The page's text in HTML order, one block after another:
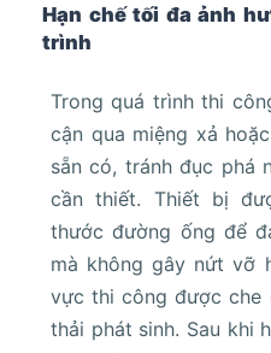
Hạn chế tối đa ảnh
trình
Trong quá trình thi
cận qua miệng xả
sẵn có, tránh đục phá
cần thiết. Thiết bị
thước đường ống để
mà không gây nứt vỡ
vực thi công được che
thải phát sinh. Sau khi